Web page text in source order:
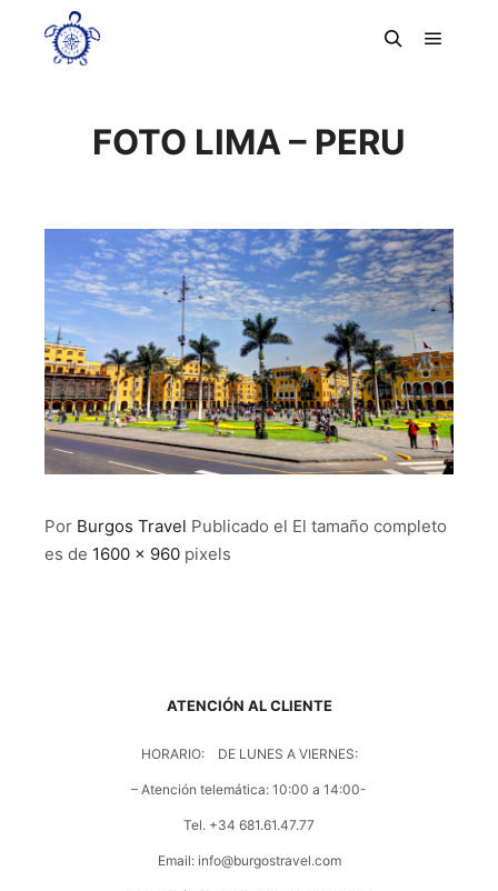
FOTO LIMA – PERU
Por Burgos Travel Publicado el El tamaño completo
es de 1600 × 960 pixels
ATENCIÓN AL CLIENTE
HORARIO: DE LUNES A VIERNES:
– Atención telemática: 10:00 a 14:00-
Tel. +34 681.61.47.77
Email: info@burgostravel.com